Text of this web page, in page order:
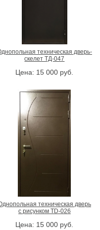
техническая дверь-
скелет ТД-047
Цена: 15 000 руб.
техническая дверь
с рисунком TD-026
Цена: 15 000 руб.